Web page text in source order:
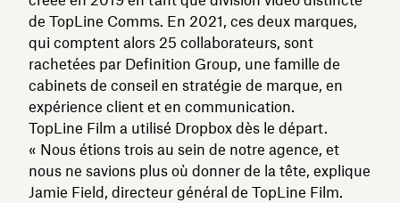
de TopLine Comms. En 2021, ces deux marques,
qui comptent alors 25 collaborateurs, sont
rachetées par Definition Group, une famille de
cabinets de conseil en stratégie de marque, en
expérience client et en communication.
TopLine Film a utilisé Dropbox dès le départ.
« Nous étions trois au sein de notre agence, et
nous ne savions plus où donner de la tête, explique
Jamie Field, directeur général de TopLine Film.